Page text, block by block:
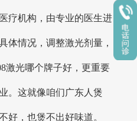
疗机构，由专业的医生进
体情况，调整激光剂量，
激光哪个牌子好，更重要
。这就像咱们广东人煲
好，也煲不出好味道。